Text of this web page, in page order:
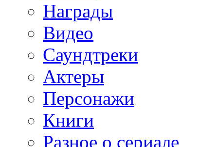
Награды
Видео
Саундтреки
Актеры
Персонажи
Книги
Разное о сериале